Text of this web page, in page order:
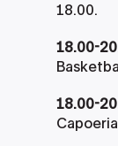
18.00.
18.00-
18.00-